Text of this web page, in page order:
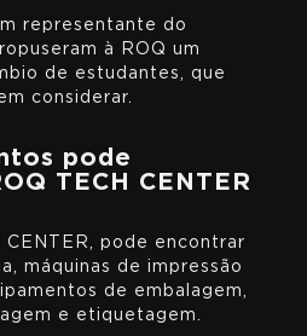
representante do
à ROQ um
de estudantes, que
considerar.
pode
TECH CENTER
CENTER, pode encontrar
máquinas de impressão
de embalagem,
e etiquetagem.